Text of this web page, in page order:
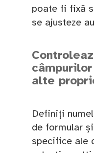
poate fi fixă
se ajusteze
alte
Definiți
de formular
specifice ale